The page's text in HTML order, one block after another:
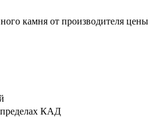
камня от производителя цены
КАД